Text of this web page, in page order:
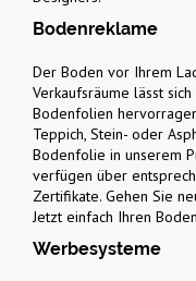
Bodenreklame
Der Boden vor Ihrem
Verkaufsräume lässt
Bodenfolien
Teppich, Stein- oder
Bodenfolie in unserem
verfügen über
Zertifikate. Gehen Sie
Jetzt einfach Ihren
Werbesysteme